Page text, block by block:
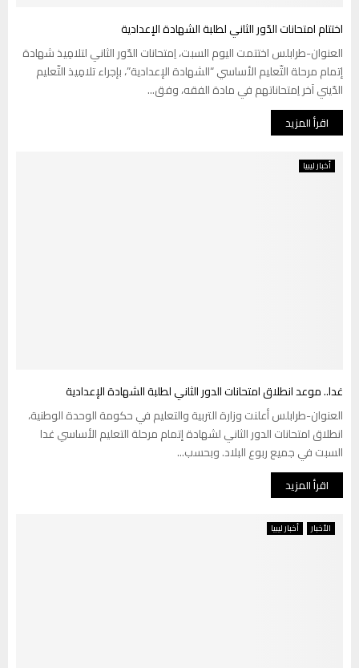
اختتام امتحانات الدّور الثاني لطلبة الشهادة الإعدادية
العنوان-طرابلس اختتمت اليوم السبت، اِمتحانات الدّور الثاني لتلامِيذ شهادة
إتمام مرحلة التّعليم الأساسي “الشهادة الإعدادية”، بإجراء تلامِيذ التّعليم
الدّيني آخر اِمتحاناتهم في مادة الفقه، وفق...
اقرأ المزيد
أخبار ليبيا
غدا.. موعد انطلاق امتحانات الدور الثاني لطلبة الشهادة الإعدادية
العنوان-طرابلس أعلنت وزارة التربية والتعليم في حكومة الوحدة الوطنية،
انطلاق امتحانات الدور الثاني لشهادة إتمام مرحلة التعليم الأساسي غدا
السبت في جميع ربوع البلاد. وبحسب...
اقرأ المزيد
الأخبار أخبار ليبيا